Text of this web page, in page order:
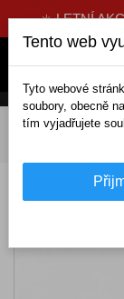
☀️ LETNÍ
DOMOV
Štíkací
Tento web
Tyto webové
soubory, obecně
tím vyjadřujete